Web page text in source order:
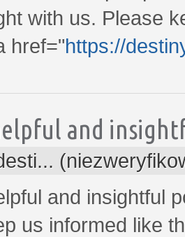
with us. Please
href="https://
and
and insightful
us informed like